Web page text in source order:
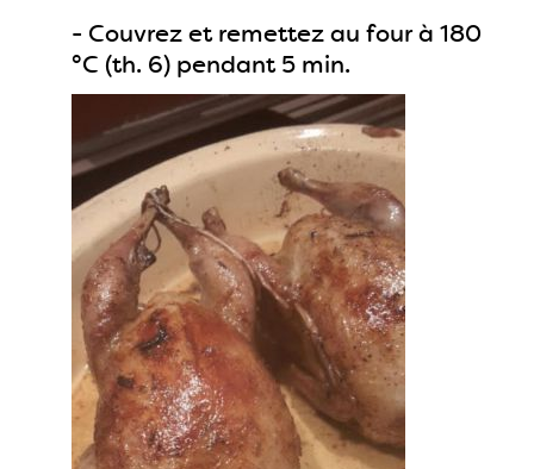
- Couvrez et remettez au four à 180
°C (th. 6) pendant 5 min.